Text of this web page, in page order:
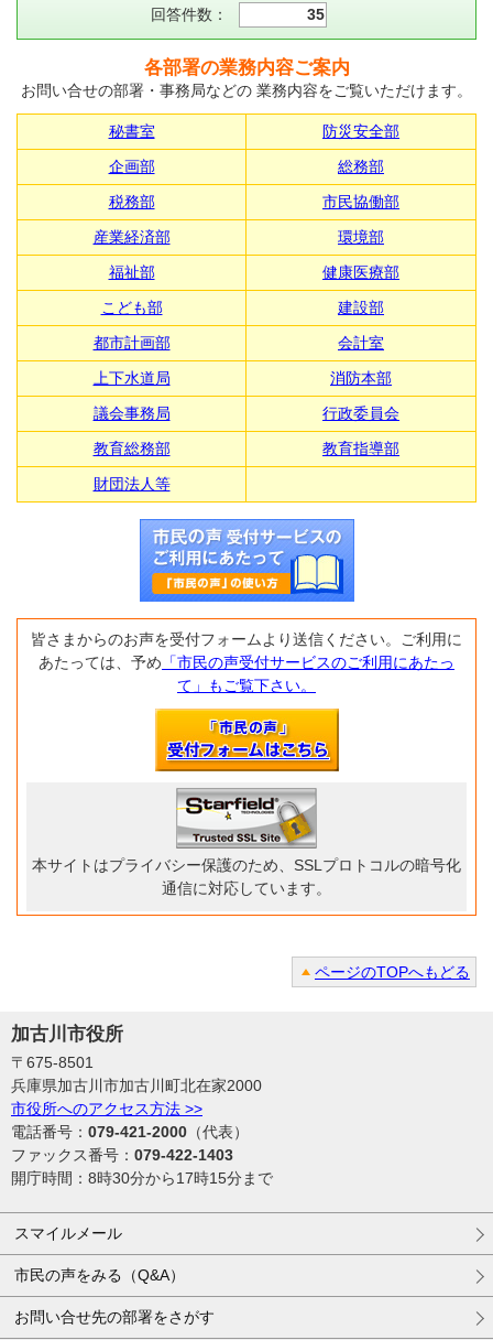
回答件数： 35
各部署の業務内容ご案内
お問い合せの部署・事務局などの 業務内容をご覧いただけます。
秘書室
防災安全部
企画部
総務部
税務部
市民協働部
産業経済部
環境部
福祉部
健康医療部
こども部
建設部
都市計画部
会計室
上下水道局
消防本部
議会事務局
行政委員会
教育総務部
教育指導部
財団法人等
皆さまからのお声を受付フォームより送信ください。ご利用に
あたっては、予め 「市民の声受付サービスのご利用にあたっ
て」もご覧下さい。
本サイトはプライバシー保護のため、SSLプロトコルの暗号化
通信に対応しています。
ページのTOPへもどる
加古川市役所
〒675-8501
兵庫県加古川市加古川町北在家2000
市役所へのアクセス方法 >>
電話番号： 079-421-2000 （代表）
ファックス番号： 079-422-1403
開庁時間：8時30分から17時15分まで
スマイルメール
市民の声をみる（Q&A）
お問い合せ先の部署をさがす